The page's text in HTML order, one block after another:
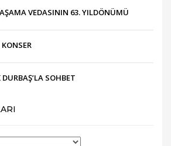
VEDASININ 63. YILDÖNÜMÜ
SOHBET